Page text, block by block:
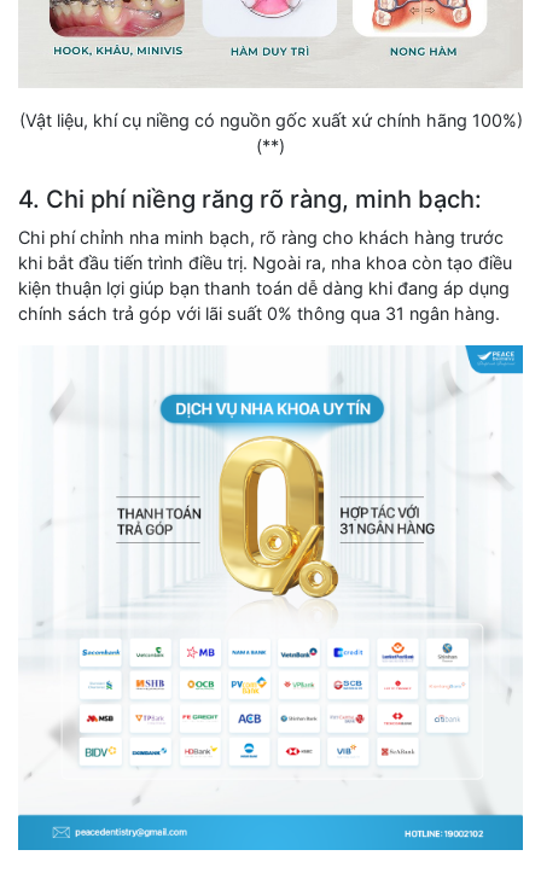
(Vật liệu, khí cụ niềng có nguồn gốc xuất xứ chính hãng 100%)
(**)
4. Chi phí niềng răng rõ ràng, minh bạch:
Chi phí chỉnh nha minh bạch, rõ ràng cho khách hàng trước
khi bắt đầu tiến trình điều trị. Ngoài ra, nha khoa còn tạo điều
kiện thuận lợi giúp bạn thanh toán dễ dàng khi đang áp dụng
chính sách trả góp với lãi suất 0% thông qua 31 ngân hàng.